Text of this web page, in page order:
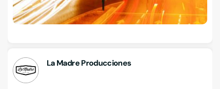
La Madre Producciones